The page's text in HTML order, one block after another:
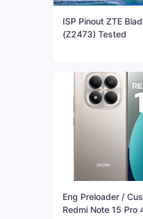
ISP Pinout ZTE
(Z2473) Tested
Eng Preloader /
Redmi Note 15 Pro